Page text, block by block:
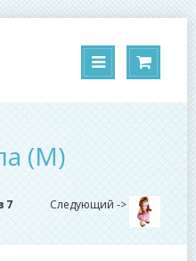
(М)
7 Следующий ->